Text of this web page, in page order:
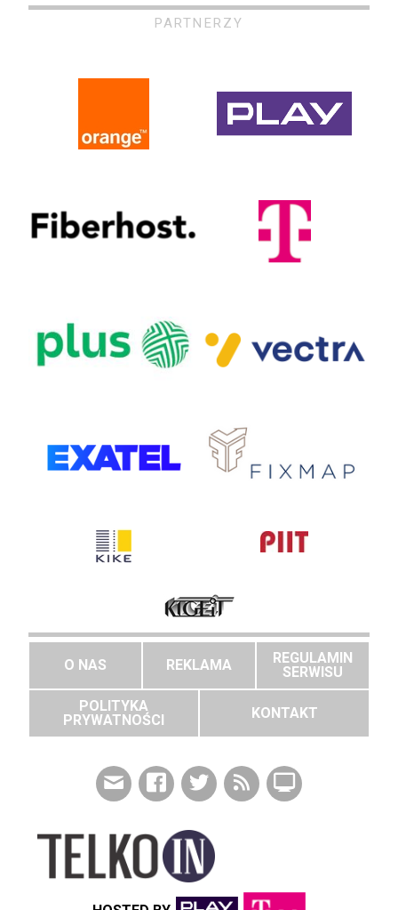
PARTNERZY
O NAS REKLAMA
REGULAMIN
SERWISU
POLITYKA
PRYWATNOŚCI
KONTAKT